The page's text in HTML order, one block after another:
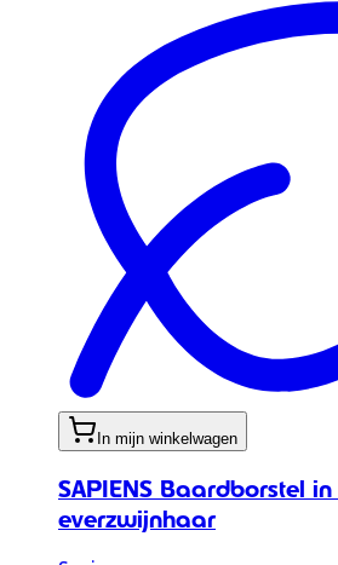
In mijn winkelwagen
SAPIENS Baardborstel
everzwijnhaar